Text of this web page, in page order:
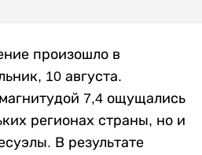
произошло в
10 августа.
7,4 ощущались
регионах страны, но и
В результате